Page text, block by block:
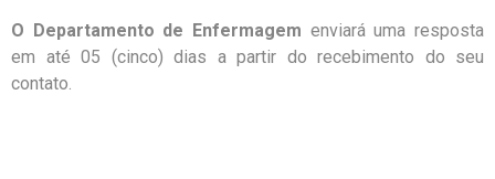
O Departamento de Enfermagem enviará uma resposta
em até 05 (cinco) dias a partir do recebimento do seu
contato.